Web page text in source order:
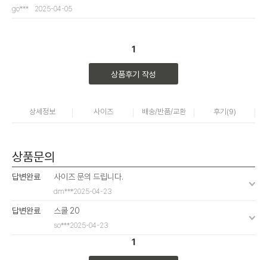
go*** 2025-04-05
1
상품후기 작성
상세정보 사이즈 배송/반품/교환 후기(9)
상품문의
답변완료 사이즈 문의 드립니다.
dm***2025-04-23
답변완료 스쿨 20
so***2025-04-23
1